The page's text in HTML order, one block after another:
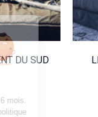
DU SUD
choix pendant 6 mois.
dans la page politique